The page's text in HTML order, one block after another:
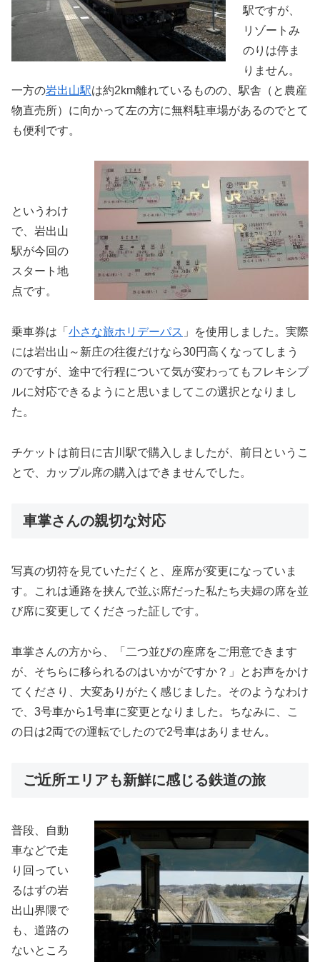
駅ですが、
リゾートみ
のりは停ま
りません。
一方の岩出山駅は約2km離れているものの、駅舎（と農産
物直売所）に向かって左の方に無料駐車場があるのでとて
も便利です。
というわけ
で、岩出山
駅が今回の
スタート地
点です。
乗車券は「 小さな旅ホリデーパス 」を使用しました。実際
には岩出山～新庄の往復だけなら30円高くなってしまう
のですが、途中で行程について気が変わってもフレキシブ
ルに対応できるようにと思いましてこの選択となりまし
た。
チケットは前日に古川駅で購入しましたが、前日というこ
とで、カップル席の購入はできませんでした。
車掌さんの親切な対応
写真の切符を見ていただくと、座席が変更になっていま
す。これは通路を挟んで並ぶ席だった私たち夫婦の席を並
び席に変更してくださった証しです。
車掌さんの方から、「二つ並びの座席をご用意できます
が、そちらに移られるのはいかがですか？」とお声をかけ
てくださり、大変ありがたく感じました。そのようなわけ
で、3号車から1号車に変更となりました。ちなみに、こ
の日は2両での運転でしたので2号車はありません。
ご近所エリアも新鮮に感じる鉄道の旅
普段、自動
車などで走
り回ってい
るはずの岩
出山界隈で
も、道路の
ないところ